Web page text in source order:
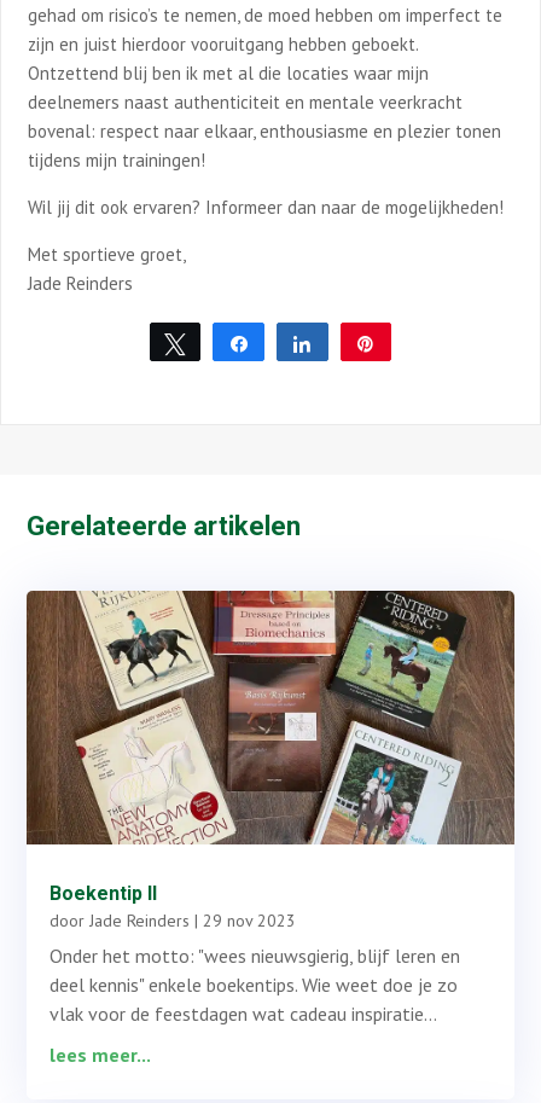
gehad om risico’s te nemen, de moed hebben om imperfect te
zijn en juist hierdoor vooruitgang hebben geboekt.
Ontzettend blij ben ik met al die locaties waar mijn
deelnemers naast authenticiteit en mentale veerkracht
bovenal: respect naar elkaar, enthousiasme en plezier tonen
tijdens mijn trainingen!
Wil jij dit ook ervaren? Informeer dan naar de mogelijkheden!
Met sportieve groet,
Jade Reinders
Tweet Share Share
Gerelateerde artikelen
Boekentip II
doorJade Reinders |29 nov 2023
Onder het motto: "wees nieuwsgierig, blijf leren en
deel kennis" enkele boekentips. Wie weet doe je zo
vlak voor de feestdagen wat cadeau inspiratie...
lees meer...